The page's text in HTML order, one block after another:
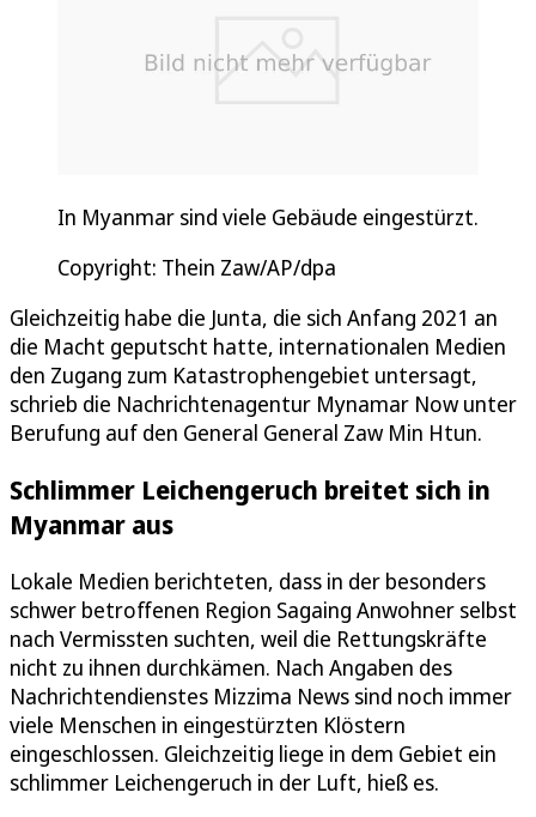
In Myanmar sind viele Gebäude eingestürzt.
Copyright: Thein Zaw/AP/dpa
Gleichzeitig habe die Junta, die sich Anfang 2021 an
die Macht geputscht hatte, internationalen Medien
den Zugang zum Katastrophengebiet untersagt,
schrieb die Nachrichtenagentur Mynamar Now unter
Berufung auf den General General Zaw Min Htun.
Schlimmer Leichengeruch breitet sich in
Myanmar aus
Lokale Medien berichteten, dass in der besonders
schwer betroffenen Region Sagaing Anwohner selbst
nach Vermissten suchten, weil die Rettungskräfte
nicht zu ihnen durchkämen. Nach Angaben des
Nachrichtendienstes Mizzima News sind noch immer
viele Menschen in eingestürzten Klöstern
eingeschlossen. Gleichzeitig liege in dem Gebiet ein
schlimmer Leichengeruch in der Luft, hieß es.